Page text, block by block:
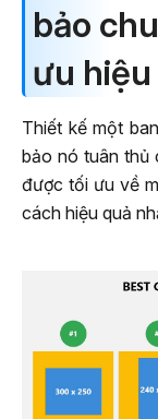
bảo
ưu
Thiết kế một
bảo nó tuân thủ
được tối ưu về
cách hiệu quả